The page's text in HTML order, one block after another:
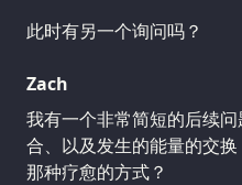
此时有另一个询问吗？
Zach
我有一个非常简短的后续
合、以及发生的能量的交
那种疗愈的方式？